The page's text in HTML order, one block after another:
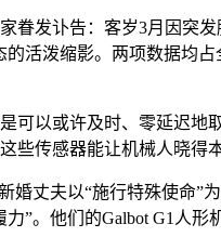
发讣告：客岁3月因突发
的活泼缩影。两项数据
以或许及时、零延迟地
些传感器能让机械人晓得
丈夫以“施行特殊使命”
”。他们的Galbot G1人形